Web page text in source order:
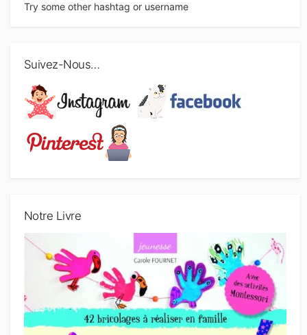
Try some other hashtag or username
Suivez-Nous…
Notre Livre